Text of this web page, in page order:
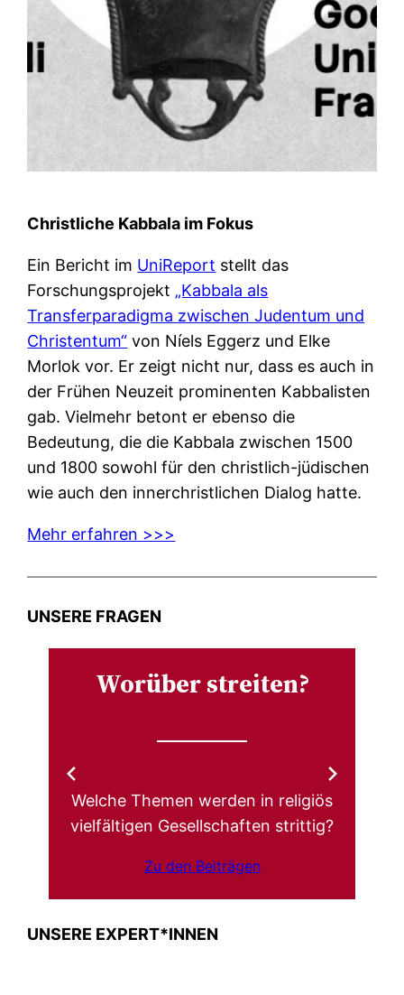
Christliche Kabbala im Fokus
Ein Bericht im UniReport stellt das
Forschungsprojekt „Kabbala als
Transferparadigma zwischen Judentum und
Christentum“ von Níels Eggerz und Elke
Morlok vor. Er zeigt nicht nur, dass es auch in
der Frühen Neuzeit prominenten Kabbalisten
gab. Vielmehr betont er ebenso die
Bedeutung, die die Kabbala zwischen 1500
und 1800 sowohl für den christlich-jüdischen
wie auch den innerchristlichen Dialog hatte.
Mehr erfahren >>>
UNSERE FRAGEN
Worüber streiten?
Welche Themen werden in religiös
vielfältigen Gesellschaften strittig?
Zu den Beiträgen
UNSERE EXPERT*INNEN